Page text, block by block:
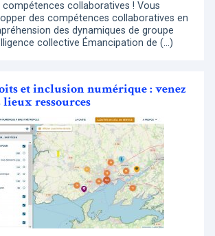
compétences collaboratives ! Vous
des compétences collaboratives en
des dynamiques de groupe
collective Émancipation de (…)
et inclusion numérique : venez
ressources